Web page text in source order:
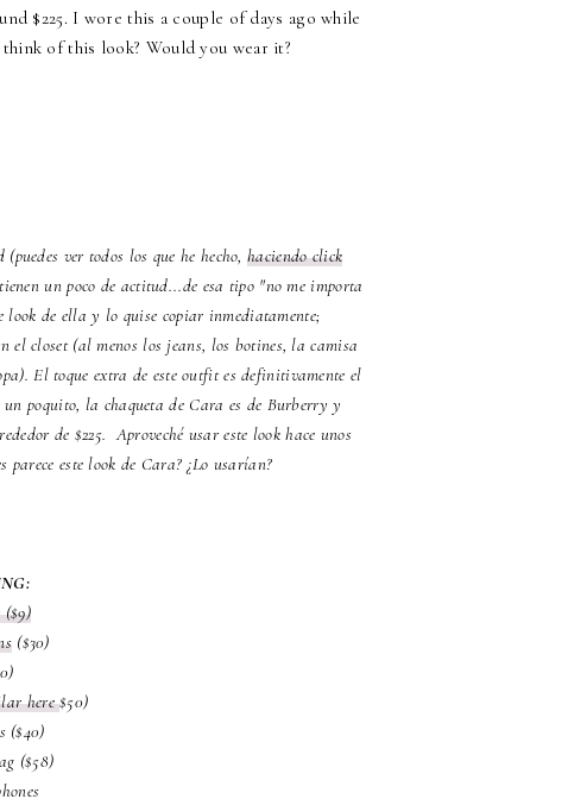
$225. I wore this a couple of days ago while
of this look? Would you wear it?
ver todos los que he hecho,haciendo click
un poco de actitud...de esa tipo "no me importa
look de ella y lo quise copiar inmediatamente;
el closet (al menos los jeans, los botines, la camisa
El toque extra de este outfit es definitivamente el
poquito, la chaqueta de Cara es de Burberry y
de $225. Aproveché usar este look hace unos
este look de Cara? ¿Lo usarían?
($9)
($30)
here$50)
($40)
($58)